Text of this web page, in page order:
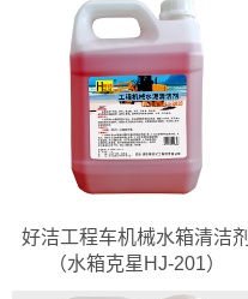
好洁工程车机械水箱清洁剂
（水箱克星HJ-201）